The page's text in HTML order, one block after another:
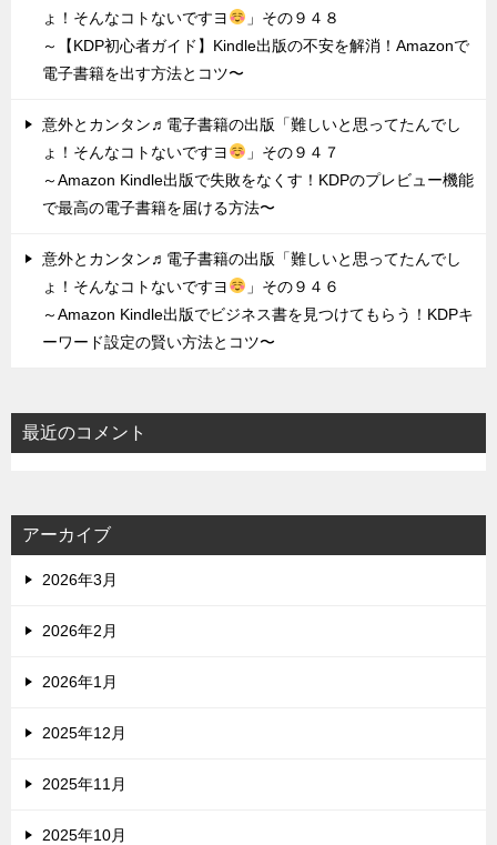
ょ！そんなコトないですヨ
」その９４８
～【KDP初心者ガイド】Kindle出版の不安を解消！Amazonで
電子書籍を出す方法とコツ〜
意外とカンタン♬電子書籍の出版「難しいと思ってたんでし
ょ！そんなコトないですヨ
」その９４７
～Amazon Kindle出版で失敗をなくす！KDPのプレビュー機能
で最高の電子書籍を届ける方法〜
意外とカンタン♬電子書籍の出版「難しいと思ってたんでし
ょ！そんなコトないですヨ
」その９４６
～Amazon Kindle出版でビジネス書を見つけてもらう！KDPキ
ーワード設定の賢い方法とコツ〜
最近のコメント
アーカイブ
2026年3月
2026年2月
2026年1月
2025年12月
2025年11月
2025年10月